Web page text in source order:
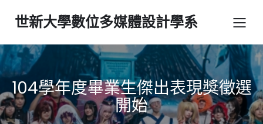
世新大學數位多媒體設計學系
104學年度畢業生傑出表現獎徵選
開始